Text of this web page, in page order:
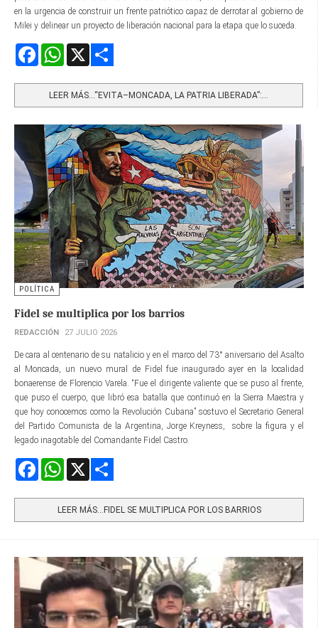
en la urgencia de construir un frente patriótico capaz de derrotar al gobierno de
Milei y delinear un proyecto de liberación nacional para la etapa que lo suceda.
FacebookWhatsApp
LEER MÁS…“EVITA–MONCADA, LA PATRIA LIBERADA”:...
POLÍTICA
Fidel se multiplica por los barrios
REDACCIÓN 27 JULIO 2026
De cara al centenario de su natalicio y en el marco del 73° aniversario del Asalto
al Moncada, un nuevo mural de Fidel fue inaugurado ayer en la localidad
bonaerense de Florencio Varela. “Fue el dirigente valiente que se puso al frente,
que puso el cuerpo, que libró esa batalla que continuó en la Sierra Maestra y
que hoy conocemos como la Revolución Cubana” sostuvo el Secretario General
del Partido Comunista de la Argentina, Jorge Kreyness, sobre la figura y el
legado inagotable del Comandante Fidel Castro.
FacebookWhatsApp
LEER MÁS…FIDEL SE MULTIPLICA POR LOS BARRIOS